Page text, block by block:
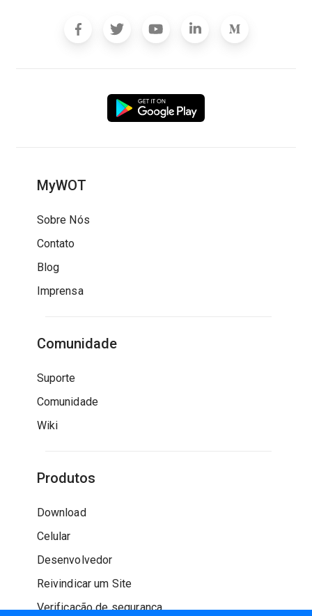
MyWOT
Sobre Nós
Contato
Blog
Imprensa
Comunidade
Suporte
Comunidade
Wiki
Produtos
Download
Celular
Desenvolvedor
Reivindicar um Site
Verificação de segurança